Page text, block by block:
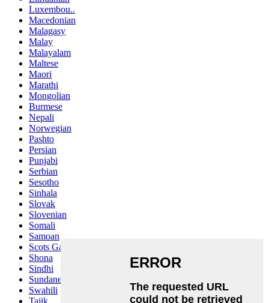
Luxembou..
Macedonian
Malagasy
Malay
Malayalam
Maltese
Maori
Marathi
Mongolian
Burmese
Nepali
Norwegian
Pashto
Persian
Punjabi
Serbian
Sesotho
Sinhala
Slovak
Slovenian
Somali
Samoan
Scots Gaelic
Shona
Sindhi
Sundanese
Swahili
Tajik